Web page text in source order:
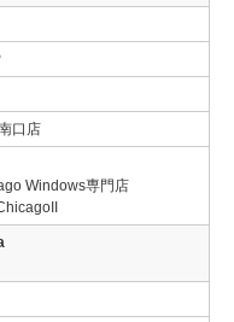
口店
Windows専門店